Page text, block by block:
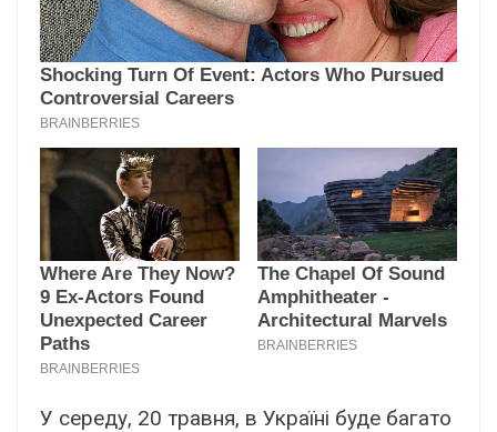
У середу, 20 травня, в Україні буде багато